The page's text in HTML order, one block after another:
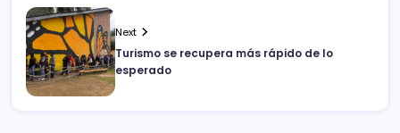
Next
Turismo se recupera más rápido de lo
esperado